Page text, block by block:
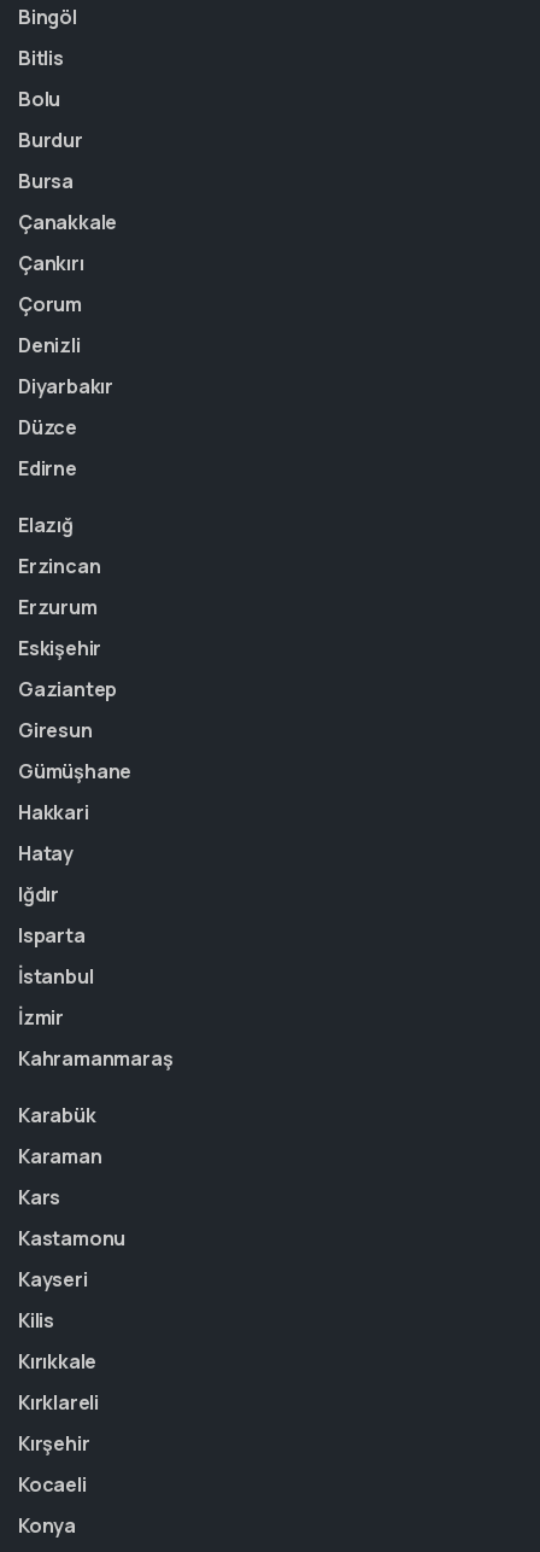
Bingöl
Bitlis
Bolu
Burdur
Bursa
Çanakkale
Çankırı
Çorum
Denizli
Diyarbakır
Düzce
Edirne
Elazığ
Erzincan
Erzurum
Eskişehir
Gaziantep
Giresun
Gümüşhane
Hakkari
Hatay
Iğdır
Isparta
İstanbul
İzmir
Kahramanmaraş
Karabük
Karaman
Kars
Kastamonu
Kayseri
Kilis
Kırıkkale
Kırklareli
Kırşehir
Kocaeli
Konya